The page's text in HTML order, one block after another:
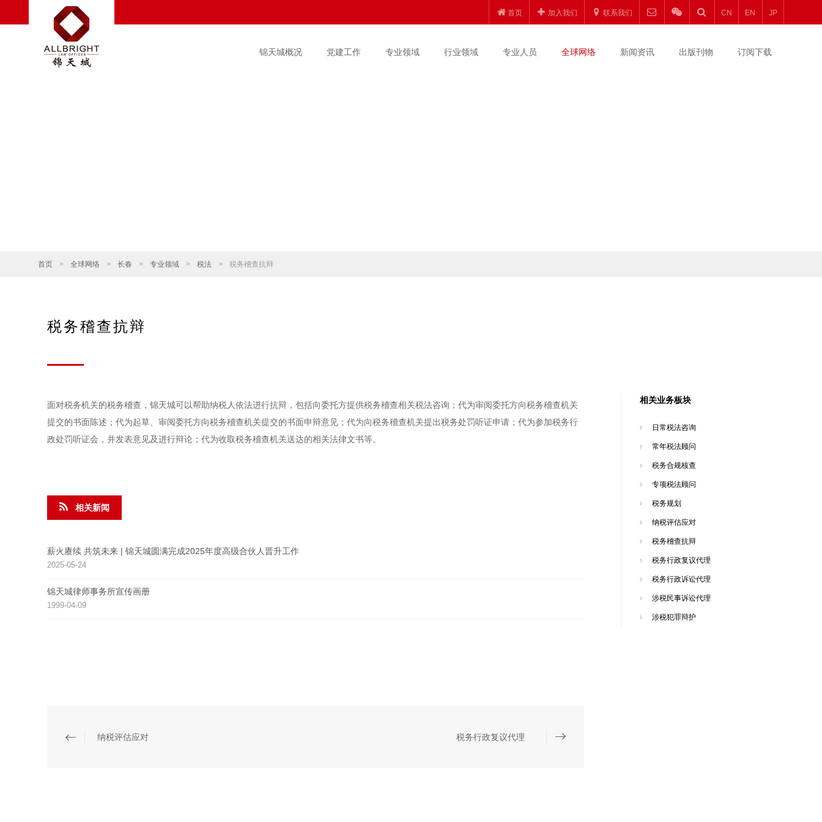
首页 加入我们 联系我们 CN EN JP
锦天城概况 党建工作 专业领域 行业领域 专业人员 全球网络 新闻资讯 出版刊物 订阅下载
首页 > 全球网络 > 长春 > 专业领域 > 税法 > 税务稽查抗辩
税务稽查抗辩
面对税务机关的税务稽查，锦天城可以帮助纳税人依法进行抗辩，包括向委托方提供税务稽查相关税法咨询；代为审阅委托方向税务稽查机关
提交的书面陈述；代为起草、审阅委托方向税务稽查机关提交的书面申辩意见；代为向税务稽查机关提出税务处罚听证申请；代为参加税务行
政处罚听证会，并发表意见及进行辩论；代为收取税务稽查机关送达的相关法律文书等。
相关新闻
薪火赓续 共筑未来 | 锦天城圆满完成2025年度高级合伙人晋升工作
2025-05-24
锦天城律师事务所宣传画册
1999-04-09
纳税评估应对 税务行政复议代理
相关业务板块
日常税法咨询
常年税法顾问
税务合规核查
专项税法顾问
税务规划
纳税评估应对
税务稽查抗辩
税务行政复议代理
税务行政诉讼代理
涉税民事诉讼代理
涉税犯罪辩护